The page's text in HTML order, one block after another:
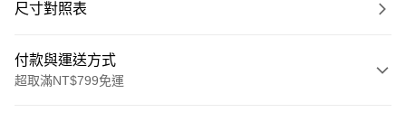
尺寸對照表
付款與運送方式
超取滿NT$799免運